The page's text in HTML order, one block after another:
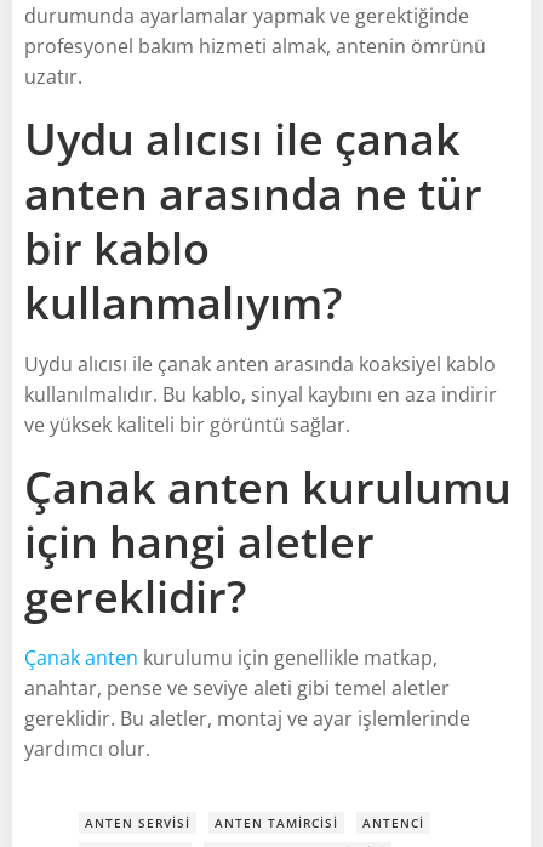
durumunda ayarlamalar yapmak ve gerektiğinde
profesyonel bakım hizmeti almak, antenin ömrünü
uzatır.
Uydu alıcısı ile çanak
anten arasında ne tür
bir kablo
kullanmalıyım?
Uydu alıcısı ile çanak anten arasında koaksiyel kablo
kullanılmalıdır. Bu kablo, sinyal kaybını en aza indirir
ve yüksek kaliteli bir görüntü sağlar.
Çanak anten kurulumu
için hangi aletler
gereklidir?
Çanak anten kurulumu için genellikle matkap,
anahtar, pense ve seviye aleti gibi temel aletler
gereklidir. Bu aletler, montaj ve ayar işlemlerinde
yardımcı olur.
ANTEN SERVISI ANTEN TAMIRCISI
ANTENCI